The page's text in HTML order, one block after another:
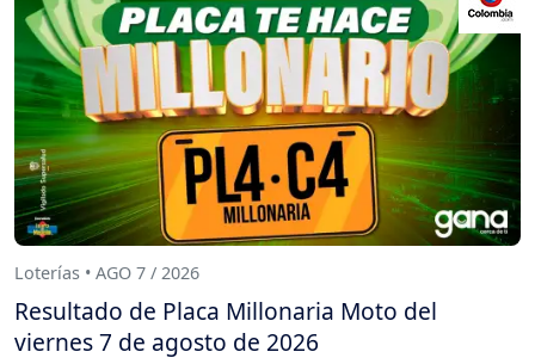
Loterías • AGO 7 / 2026
Resultado de Placa Millonaria Moto del
viernes 7 de agosto de 2026